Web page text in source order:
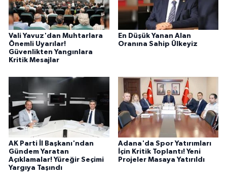
Vali Yavuz'dan Muhtarlara
Önemli Uyarılar!
Güvenlikten Yangınlara
Kritik Mesajlar
En Düşük Yanan Alan
Oranına Sahip Ülkeyiz
AK Parti İl Başkanı'ndan
Gündem Yaratan
Açıklamalar! Yüreğir Seçimi
Yargıya Taşındı
Adana'da Spor Yatırımları
İçin Kritik Toplantı! Yeni
Projeler Masaya Yatırıldı